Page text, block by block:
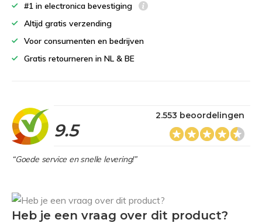
#1 in electronica bevestiging
Altijd gratis verzending
Voor consumenten en bedrijven
Gratis retourneren in NL & BE
9.5
2.553 beoordelingen
“Goede service en snelle levering!”
Heb je een vraag over dit product?